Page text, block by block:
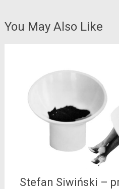
You May Also Like
Stefan Siwiński –